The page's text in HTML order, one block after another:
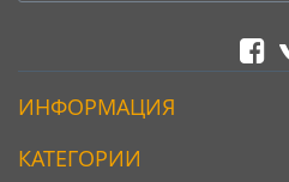
ИНФОРМАЦИЯ
КАТЕГОРИИ